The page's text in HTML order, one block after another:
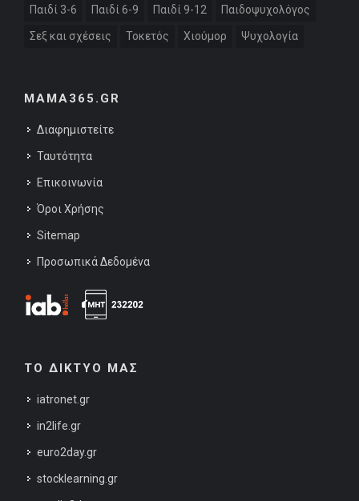
Παιδί 3-6 Παιδί 6-9 Παιδί 9-12 Παιδοψυχολόγος
Σεξ και σχέσεις Τοκετός Χιούμορ Ψυχολογία
MAMA365.GR
Διαφημιστείτε
Ταυτότητα
Επικοινωνία
Όροι Χρήσης
Sitemap
Προσωπικά Δεδομένα
ΤΟ ΔΙΚΤΥΟ ΜΑΣ
iatronet.gr
in2life.gr
euro2day.gr
stocklearning.gr